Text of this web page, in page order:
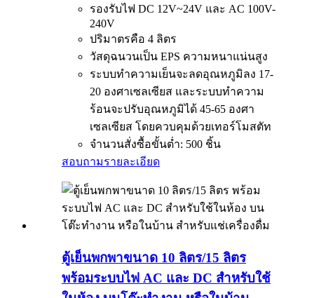
รองรับไฟ DC 12V~24V และ AC 100V-
240V
ปริมาตรคือ 4 ลิตร
วัสดุฉนวนเป็น EPS ความหนาแน่นสูง
ระบบทำความเย็นจะลดอุณหภูมิลง 17-
20 องศาเซลเซียส และระบบทำความ
ร้อนจะปรับอุณหภูมิได้ 45-65 องศา
เซลเซียส โดยควบคุมด้วยเทอร์โมสตัท
จำนวนสั่งซื้อขั้นต่ำ: 500 ชิ้น
สอบถามรายละเอียด
ตู้เย็นพกพาขนาด 10 ลิตร/15 ลิตร
พร้อมระบบไฟ AC และ DC สำหรับใช้